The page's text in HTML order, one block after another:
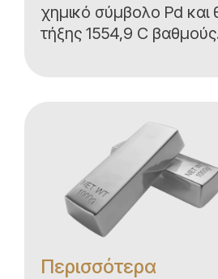
χημικό σύμβολο Pd και
τήξης 1554,9 C
Περισσότερα